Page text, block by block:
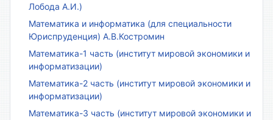
Лобода А.И.)
Математика и информатика (для специальности
Юриспруденция) А.В.Костромин
Математика-1 часть (институт мировой экономики и
информатизации)
Математика-2 часть (институт мировой экономики и
информатизации)
Математика-3 часть (институт мировой экономики и